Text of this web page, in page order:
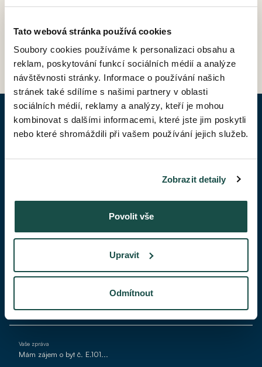
Tato webová stránka používá cookies
Soubory cookies používáme k personalizaci obsahu a
reklam, poskytování funkcí sociálních médií a analýze
návštěvnosti stránky. Informace o používání našich
stránek také sdílíme s našimi partnery v oblasti
sociálních médií, reklamy a analýzy, kteří je mohou
kombinovat s dalšími informacemi, které jste jim poskytli
nebo které shromáždili při vašem používání jejich služeb.
Zobrazit detaily
Povolit vše
Upravit
Odmítnout
ZPĚT DO CENÍKU
POPTAT BYT
Příjmení*
Váš telefon
Váš e-mail*
Vaše zpráva